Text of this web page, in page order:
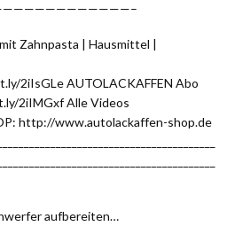
Zahnpasta | Hausmittel |
2iIsGLe AUTOLACKAFFEN Abo
2iIMGxf Alle Videos
http://www.autolackaffen-shop.de
aufbereiten…